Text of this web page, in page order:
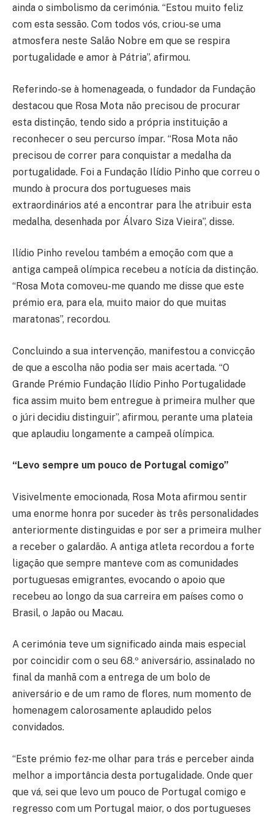
ainda o simbolismo da cerimónia. “Estou muito feliz
com esta sessão. Com todos vós, criou-se uma
atmosfera neste Salão Nobre em que se respira
portugalidade e amor à Pátria”, afirmou.
Referindo-se à homenageada, o fundador da Fundação
destacou que Rosa Mota não precisou de procurar
esta distinção, tendo sido a própria instituição a
reconhecer o seu percurso ímpar. “Rosa Mota não
precisou de correr para conquistar a medalha da
portugalidade. Foi a Fundação Ilídio Pinho que correu o
mundo à procura dos portugueses mais
extraordinários até a encontrar para lhe atribuir esta
medalha, desenhada por Álvaro Siza Vieira”, disse.
Ilídio Pinho revelou também a emoção com que a
antiga campeã olímpica recebeu a notícia da distinção.
“Rosa Mota comoveu-me quando me disse que este
prémio era, para ela, muito maior do que muitas
maratonas”, recordou.
Concluindo a sua intervenção, manifestou a convicção
de que a escolha não podia ser mais acertada. “O
Grande Prémio Fundação Ilídio Pinho Portugalidade
fica assim muito bem entregue à primeira mulher que
o júri decidiu distinguir”, afirmou, perante uma plateia
que aplaudiu longamente a campeã olímpica.
“Levo sempre um pouco de Portugal comigo”
Visivelmente emocionada, Rosa Mota afirmou sentir
uma enorme honra por suceder às três personalidades
anteriormente distinguidas e por ser a primeira mulher
a receber o galardão. A antiga atleta recordou a forte
ligação que sempre manteve com as comunidades
portuguesas emigrantes, evocando o apoio que
recebeu ao longo da sua carreira em países como o
Brasil, o Japão ou Macau.
A cerimónia teve um significado ainda mais especial
por coincidir com o seu 68.º aniversário, assinalado no
final da manhã com a entrega de um bolo de
aniversário e de um ramo de flores, num momento de
homenagem calorosamente aplaudido pelos
convidados.
“Este prémio fez-me olhar para trás e perceber ainda
melhor a importância desta portugalidade. Onde quer
que vá, sei que levo um pouco de Portugal comigo e
regresso com um Portugal maior, o dos portugueses